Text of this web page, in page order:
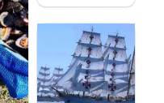
quinta-
feira nova
loja em
São
Sebastião